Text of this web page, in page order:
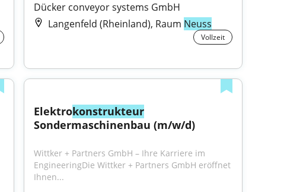
Dücker conveyor systems GmbH
Langenfeld (Rheinland), Raum Neuss
Vollzeit
Elektrokonstrukteur
Sondermaschinenbau (m/w/d)
Wittker + Partners GmbH – Ihre Karriere im
EngineeringDie Wittker + Partners GmbH eröffnet
Ihnen...